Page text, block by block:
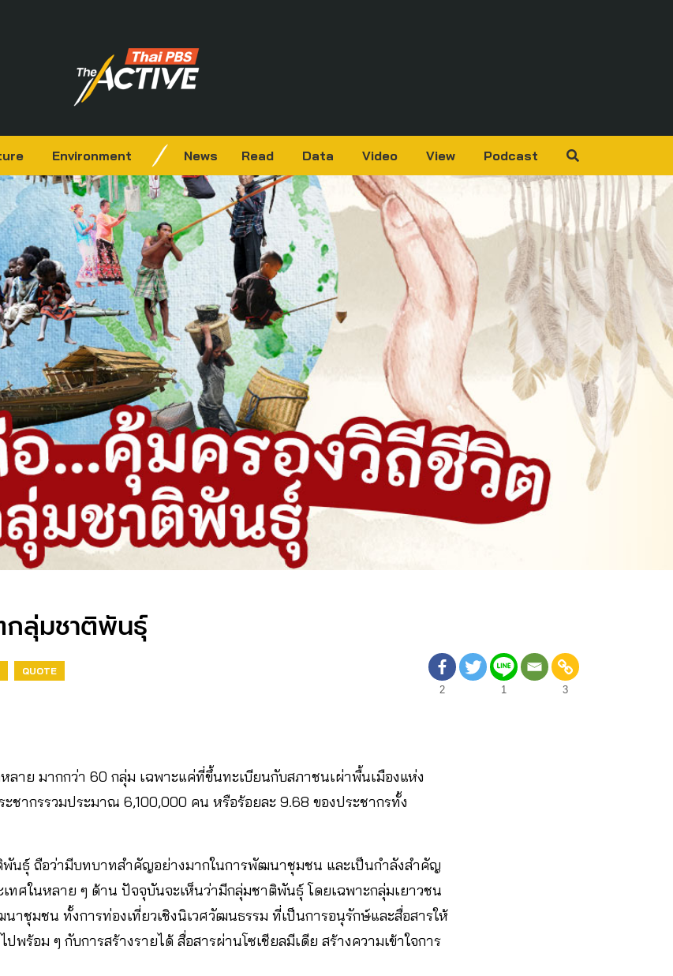
Environment News Read Data Video View Podcast
กลุ่มชาติพันธุ์
QUOTE
2
1 3
าย มากกว่า 60 กลุ่ม เฉพาะแค่ที่ขึ้นทะเบียนกับสภาชนเผ่าพื้นเมืองแห่ง
ชากรรวมประมาณ 6,100,000 คน หรือร้อยละ 9.68 ของประชากรทั้ง
นธุ์ ถือว่ามีบทบาทสำคัญอย่างมากในการพัฒนาชุมชน และเป็นกำลังสำคัญ
ทศในหลาย ๆ ด้าน ปัจจุบันจะเห็นว่ามีกลุ่มชาติพันธุ์ โดยเฉพาะกลุ่มเยาวชน
ชุมชน ทั้งการท่องเที่ยวเชิงนิเวศวัฒนธรรม ที่เป็นการอนุรักษ์และสื่อสารให้
ร้อม ๆ กับการสร้างรายได้ สื่อสารผ่านโซเชียลมีเดีย สร้างความเข้าใจการ